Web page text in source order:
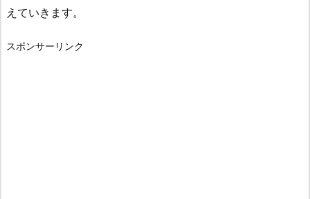
えていきます。
スポンサーリンク